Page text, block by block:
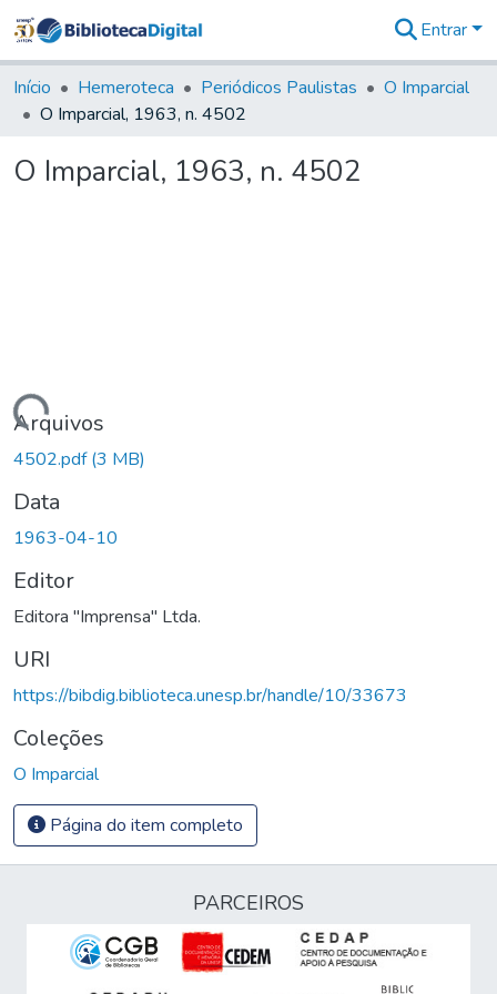
&
Coleções
Tudo na
Digital
Entrar
Início Hemeroteca Periódicos Paulistas
O Imparcial
O Imparcial, 1963, n. 4502
O Imparcial, 1963, n. 4502
Carregando...
Arquivos
4502.pdf(3 MB)
Data
1963-04-10
Editor
Editora "Imprensa" Ltda.
URI
https://bibdig.biblioteca.unesp.br/handle/10/33673
Coleções
O Imparcial
Página do item completo
PARCEIROS